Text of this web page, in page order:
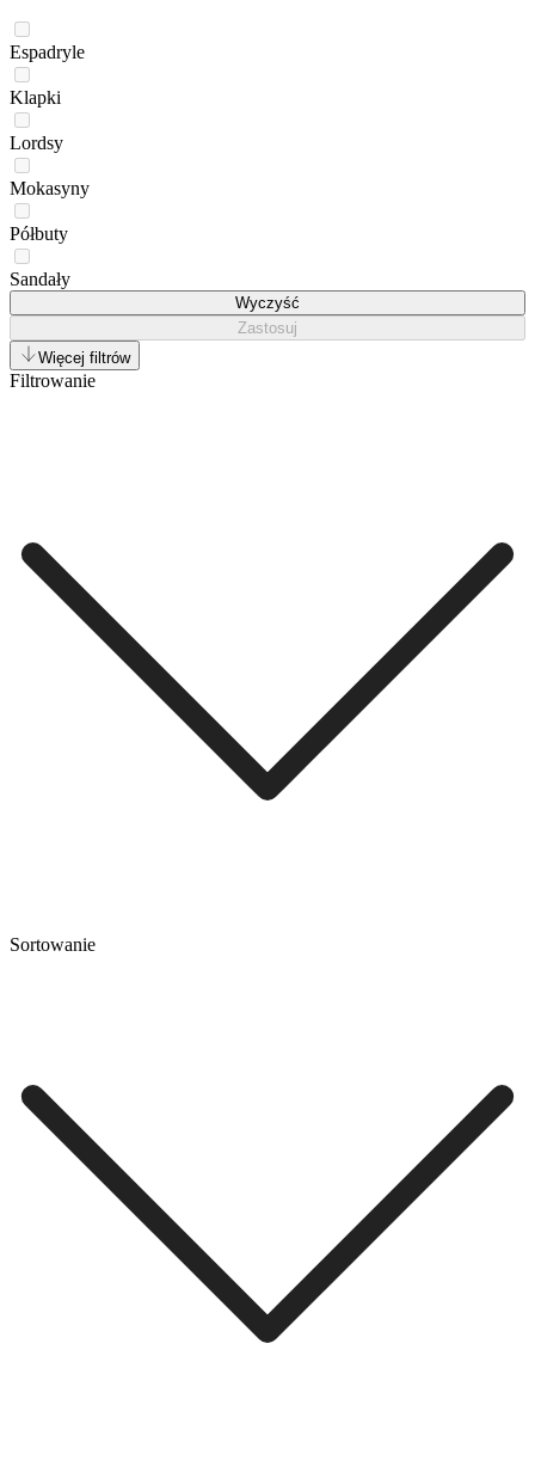
Espadryle
Klapki
Lordsy
Mokasyny
Półbuty
Sandały
Wyczyść
Zastosuj
Więcej filtrów
Filtrowanie
Sortowanie